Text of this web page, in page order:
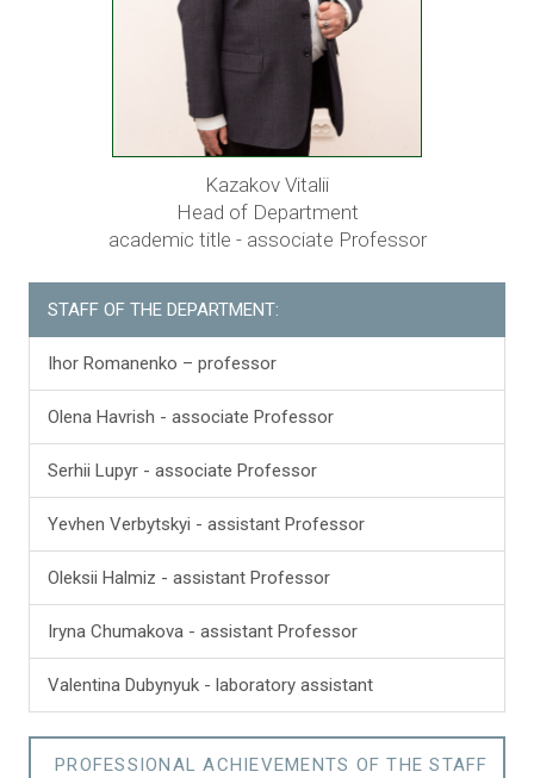
Kazakov Vitalii
Head of Department
academic title - associate Professor
STAFF OF THE DEPARTMENT:
Ihor Romanenko – professor
Olena Havrish - associate Professor
Serhii Lupyr - associate Professor
Yevhen Verbytskyi - assistant Professor
Oleksii Halmiz - assistant Professor
Iryna Chumakova - assistant Professor
Valentina Dubynyuk - laboratory assistant
PROFESSIONAL ACHIEVEMENTS OF THE STAFF